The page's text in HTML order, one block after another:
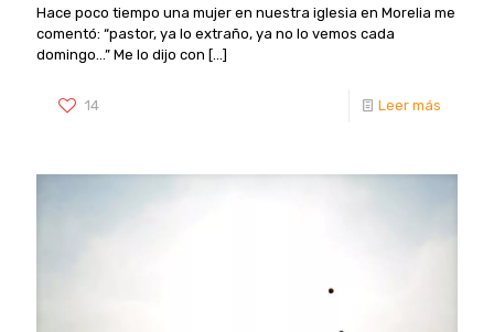
Hace poco tiempo una mujer en nuestra iglesia en Morelia me
comentó: “pastor, ya lo extraño, ya no lo vemos cada
domingo…” Me lo dijo con […]
14 Leer más